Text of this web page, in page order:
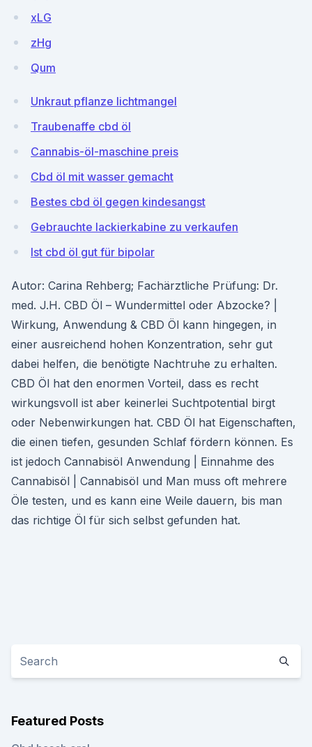
xLG
zHg
Qum
Unkraut pflanze lichtmangel
Traubenaffe cbd öl
Cannabis-öl-maschine preis
Cbd öl mit wasser gemacht
Bestes cbd öl gegen kindesangst
Gebrauchte lackierkabine zu verkaufen
Ist cbd öl gut für bipolar
Autor: Carina Rehberg; Fachärztliche Prüfung: Dr.
med. J.H. CBD Öl – Wundermittel oder Abzocke? |
Wirkung, Anwendung & CBD Öl kann hingegen, in
einer ausreichend hohen Konzentration, sehr gut
dabei helfen, die benötigte Nachtruhe zu erhalten.
CBD Öl hat den enormen Vorteil, dass es recht
wirkungsvoll ist aber keinerlei Suchtpotential birgt
oder Nebenwirkungen hat. CBD Öl hat Eigenschaften,
die einen tiefen, gesunden Schlaf fördern können. Es
ist jedoch Cannabisöl Anwendung | Einnahme des
Cannabisöl | Cannabisöl und Man muss oft mehrere
Öle testen, und es kann eine Weile dauern, bis man
das richtige Öl für sich selbst gefunden hat.
Featured Posts